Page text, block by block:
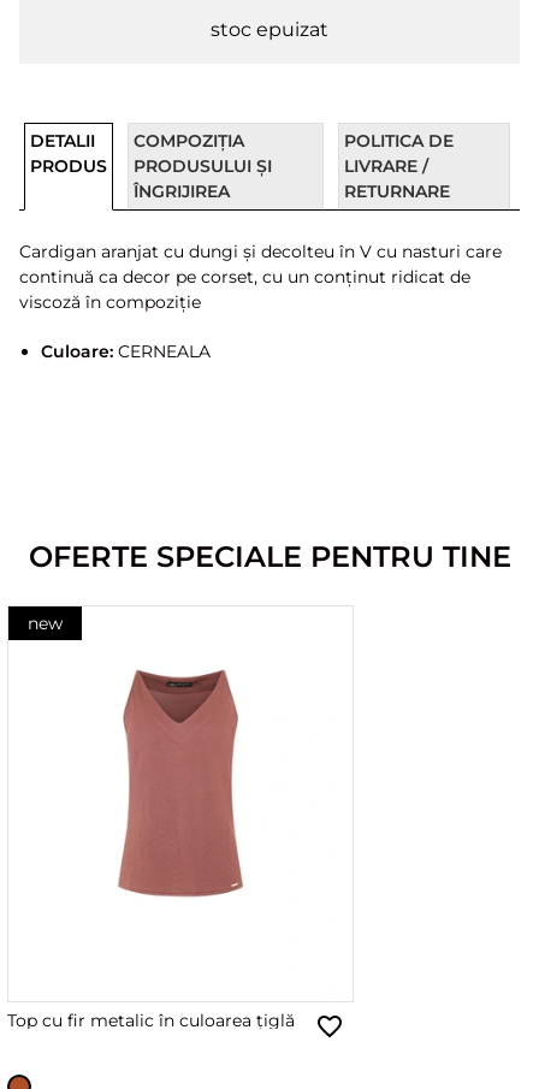
stoc epuizat
DETALII
PRODUS
COMPOZIȚIA
PRODUSULUI ȘI
ÎNGRIJIREA
POLITICA DE
LIVRARE /
RETURNARE
Cardigan aranjat cu dungi și decolteu în V cu nasturi care
continuă ca decor pe corset, cu un conținut ridicat de
viscoză în compoziție
Culoare:CERNEALA
OFERTE SPECIALE PENTRU TINE
new
Top cu fir metalic în culoarea țiglă